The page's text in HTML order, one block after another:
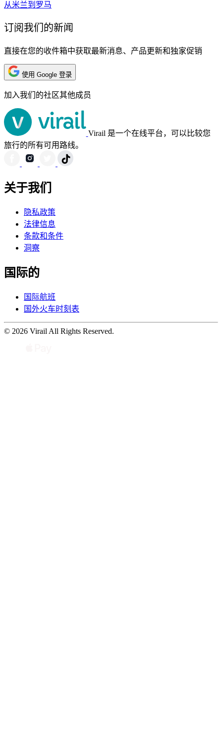
从米兰到罗马
订阅我们的新闻
直接在您的收件箱中获取最新消息、产品更新和独家促销
使用 Google 登录
加入我们的社区其他成员
Virail 是一个在线平台，可以比较您
旅行的所有可用路线。
关于我们
隐私政策
法律信息
条款和条件
洞察
国际的
国际航班
国外火车时刻表
© 2026 Virail All Rights Reserved.